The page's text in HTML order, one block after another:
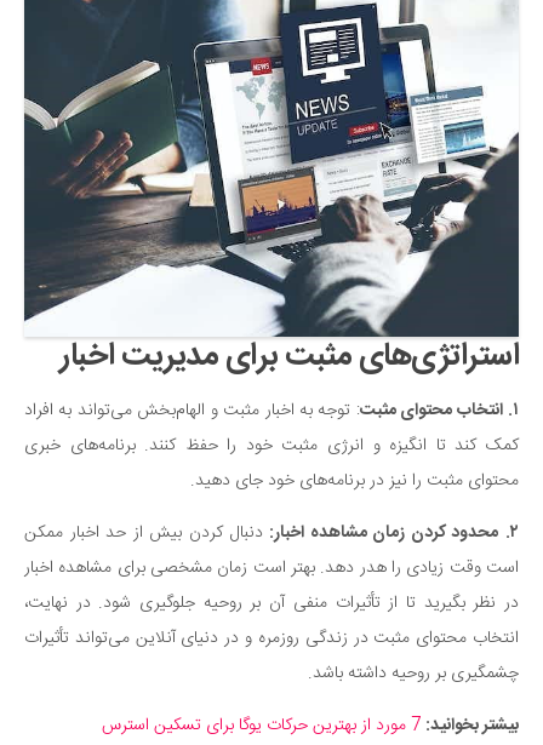
علمی
فناوری‌ها
نجوم و هوا فضا
زمین و محیط زیست
خودرو
سرگرمی
دانستنی‌ها
طنز
فال
مسابقه
اخبار
استراتژی‌های مثبت برای مدیریت اخبار
۱. انتخاب محتوای مثبت: توجه به اخبار مثبت و الهام‌بخش می‌تواند به افراد
کمک کند تا انگیزه و انرژی مثبت خود را حفظ کنند. برنامه‌های خبری
محتوای مثبت را نیز در برنامه‌های خود جای دهید.
۲. محدود کردن زمان مشاهده اخبار: دنبال کردن بیش از حد اخبار ممکن
است وقت زیادی را هدر دهد. بهتر است زمان مشخصی برای مشاهده اخبار
در نظر بگیرید تا از تأثیرات منفی آن بر روحیه جلوگیری شود. در نهایت،
انتخاب محتوای مثبت در زندگی روزمره و در دنیای آنلاین می‌تواند تأثیرات
چشمگیری بر روحیه داشته باشد.
بیشتر بخوانید: 7 مورد از بهترین حرکات یوگا برای تسکین استرس